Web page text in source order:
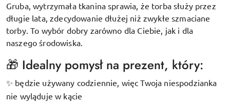
Gruba, wytrzymała tkanina sprawia, że torba służy przez
długie lata, zdecydowanie dłużej niż zwykłe szmaciane
torby. To wybór dobry zarówno dla Ciebie, jak i dla
naszego środowiska.
🎁 Idealny pomysł na prezent, który:
✨ będzie używany codziennie, więc Twoja niespodzianka
nie wyląduje w kącie